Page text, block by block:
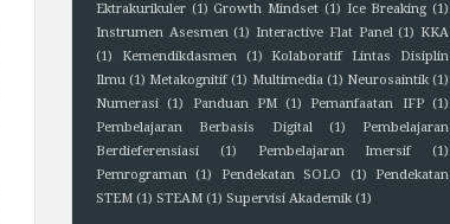
Ektrakurikuler (1) Growth Mindset (1) Ice Breaking (1)
Instrumen Asesmen (1) Interactive Flat Panel (1) KKA
(1)
Kemendikdasmen (1)
Kolaboratif Lintas Disiplin
Ilmu (1) Metakognitif (1) Multimedia (1) Neurosaintik (1)
Numerasi
(1) Panduan PM (1) Pemanfaatan IFP
(1)
Pembelajaran Berbasis Digital
(1)
Pembelajaran
Berdieferensiasi
(1) Pembelajaran Imersif
(1)
Pemrograman
(1) Pendekatan SOLO (1)
Pendekatan
STEM (1) STEAM (1) Supervisi Akademik (1)